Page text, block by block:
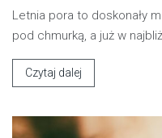
Letnia pora to doskonały
pod chmurką, a już w
Czytaj dalej